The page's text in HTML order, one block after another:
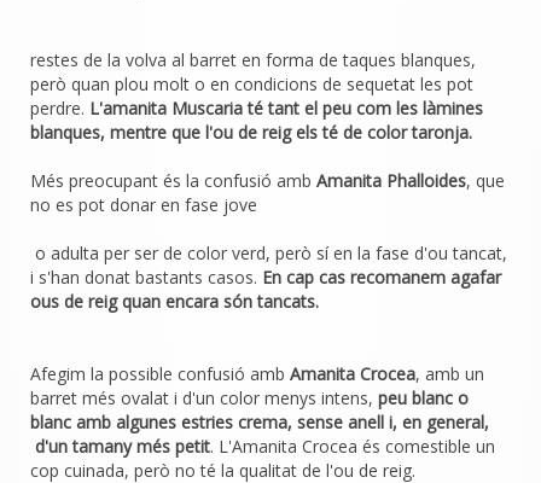
restes de la volva al barret en forma de taques blanques,
però quan plou molt o en condicions de sequetat les pot
perdre. L'amanita Muscaria té tant el peu com les làmines
blanques, mentre que l'ou de reig els té de color taronja.
Més preocupant és la confusió amb Amanita Phalloides, que
no es pot donar en fase jove
o adulta per ser de color verd, però sí en la fase d'ou tancat,
i s'han donat bastants casos. En cap cas recomanem agafar
ous de reig quan encara són tancats.
Afegim la possible confusió amb Amanita Crocea, amb un
barret més ovalat i d'un color menys intens, peu blanc o
blanc amb algunes estries crema, sense anell i, en general,
d'un tamany més petit. L'Amanita Crocea és comestible un
cop cuinada, però no té la qualitat de l'ou de reig.